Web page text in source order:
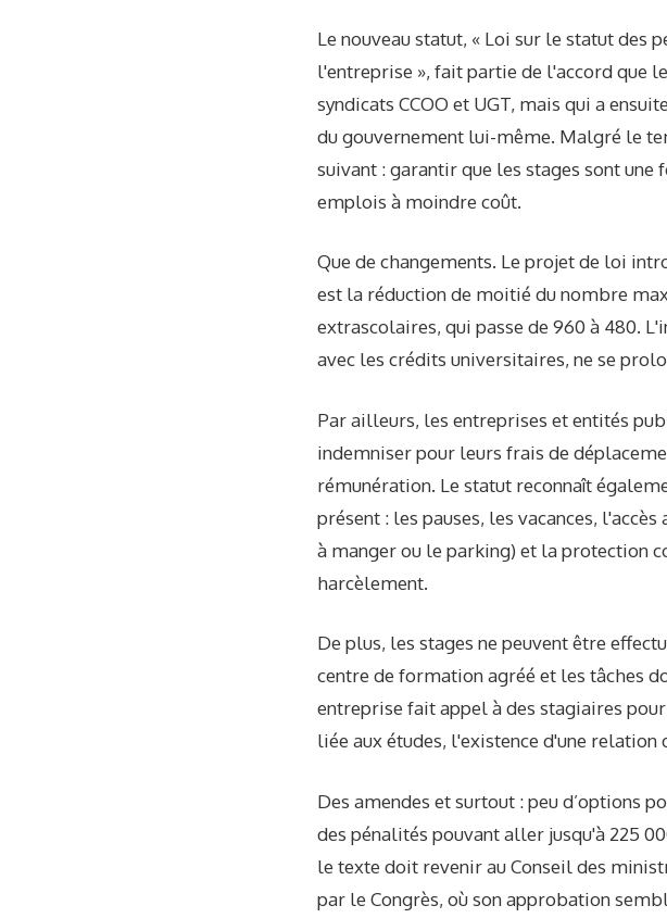
Le nouveau statut, « Loi sur le statut des
l'entreprise », fait partie de l'accord que
syndicats CCOO et UGT, mais qui a
du gouvernement lui-même. Malgré le
suivant : garantir que les stages sont
emplois à moindre coût.
Que de changements. Le projet de loi
est la réduction de moitié du nombre
extrascolaires, qui passe de 960 à 480.
avec les crédits universitaires, ne se
Par ailleurs, les entreprises et entités
indemniser pour leurs frais de
rémunération. Le statut reconnaît
présent : les pauses, les vacances,
à manger ou le parking) et la protection
harcèlement.
De plus, les stages ne peuvent être
centre de formation agréé et les tâches
entreprise fait appel à des stagiaires
liée aux études, l'existence d'une
Des amendes et surtout : peu d’options
des pénalités pouvant aller jusqu'à 225
le texte doit revenir au Conseil des
par le Congrès, où son approbation